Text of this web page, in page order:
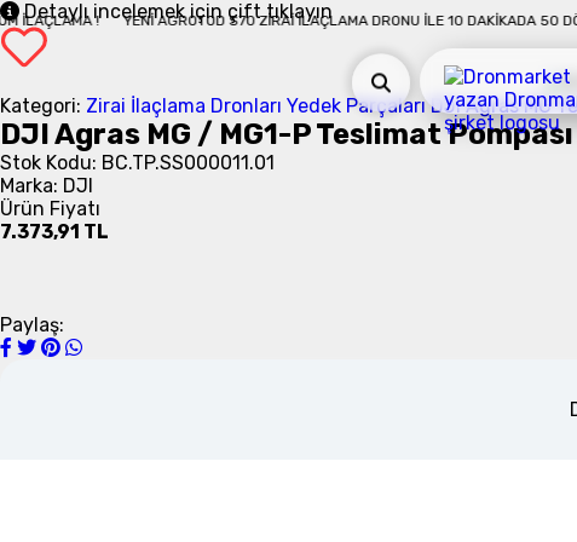
! YENI AGROTOD S70 ZIRAI İLAÇLAMA DRONU İLE 10 DAKIKADA 50 DÖNÜM
Detaylı incelemek için çift tıklayın
Kategori: Zirai İlaçlama Dronları Yedek Parçaları DJI Agras MG
DJI Agras MG / MG1-P Teslimat Pompası
Stok Kodu: BC.TP.SS000011.01
Marka: DJI
Ürün Fiyatı
7.373,91 TL
Paylaş: